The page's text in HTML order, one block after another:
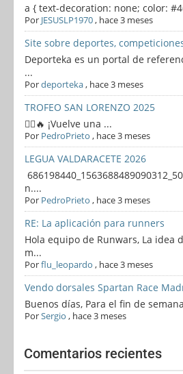
a { text-decoration: none; color:
Por JESUSLP1970 , hace 3 meses
Site sobre deportes,
Deporteka es un portal de
...
Pordeporteka , hace 3 meses
TROFEO SAN LORENZO 2025
🏃‍♂️🔥 ¡Vuelve una ...
Por PedroPrieto , hace 3 meses
LEGUA VALDARACETE 2026
n....
Por PedroPrieto , hace 3 meses
RE: La aplicación para runners
Hola equipo de Runwars, La idea
m...
Porflu_leopardo , hace 3 meses
Vendo dorsales Spartan Race
Buenos días, Para el fin de
PorSergio , hace 3 meses
Comentarios recientes